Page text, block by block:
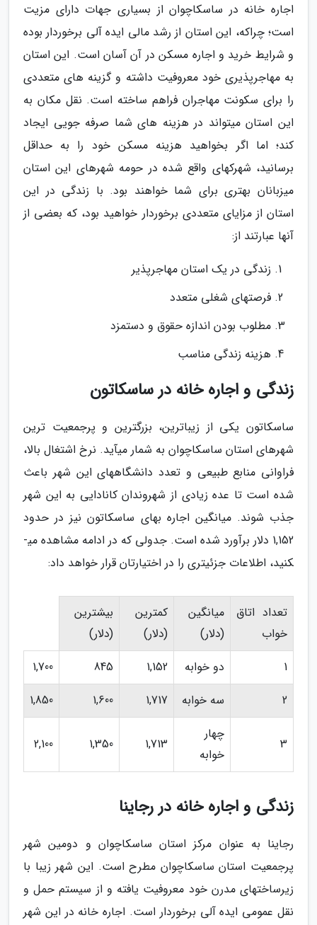
اجاره خانه در ساسکاچوان از بسیاری جهات دارای مزیت
است؛ چراکه، این استان از رشد مالی ایده آلی برخوردار بوده
و شرایط خرید و اجاره مسکن در آن آسان است. این استان
به مهاجرپذیری خود معروفیت داشته و گزینه­ های متعددی
را برای سکونت مهاجران فراهم ساخته است. نقل مکان به
این استان می­تواند در هزینه­ های شما صرفه­ جویی ایجاد
کند؛ اما اگر بخواهید هزینه­ مسکن خود را به حداقل
برسانید، شهرک­های واقع شده در حومه شهرهای این استان
میزبانان بهتری برای شما خواهند بود. با زندگی در این
استان از مزایای متعددی برخوردار خواهید بود، که بعضی از
آن­ها عبارتند از:
زندگی در یک استان مهاجرپذیر
فرصت­های شغلی متعدد
مطلوب بودن اندازه حقوق و دستمزد
هزینه زندگی مناسب
زندگی و اجاره خانه در ساسکاتون
ساسکاتون یکی از زیباترین، بزرگ­ترین و پرجمعیت­ ترین
شهرهای استان ساسکاچوان به شمار می­آید. نرخ اشتغال بالا،
فراوانی منابع طبیعی و تعدد دانشگاه­های این شهر باعث
شده است تا عده زیادی از شهروندان کانادایی به این شهر
جذب شوند. میانگین اجاره بهای ساسکاتون نیز در حدود
1,152 دلار برآورد شده است. جدولی که در ادامه مشاهده می­
کنید، اطلاعات جزئی­تری را در اختیارتان قرار خواهد داد:
تعداد اتاق
خواب
میانگین
(دلار)
کمترین
(دلار)
بیشترین
(دلار)
1
دو خوابه 1,152
845
1,700
2
سه خوابه 1,717
1,600
1,850
3
چهار
خوابه
1,713
1,350
2,100
زندگی و اجاره خانه در رجاینا
رجاینا به عنوان مرکز استان ساسکاچوان و دومین شهر
پرجمعیت استان ساسکاچوان مطرح است. این شهر زیبا با
زیرساخت­های مدرن خود معروفیت یافته و از سیستم حمل و
نقل عمومی ایده آلی برخوردار است. اجاره خانه در این شهر